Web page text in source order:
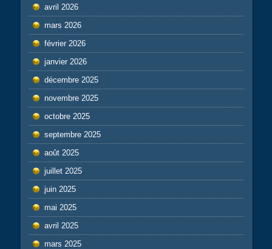
avril 2026
mars 2026
février 2026
janvier 2026
décembre 2025
novembre 2025
octobre 2025
septembre 2025
août 2025
juillet 2025
juin 2025
mai 2025
avril 2025
mars 2025